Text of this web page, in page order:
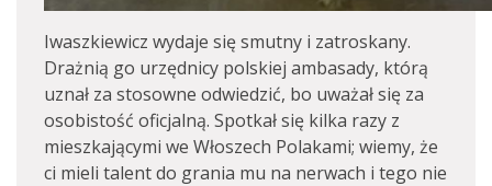
Iwaszkiewicz wydaje się smutny i zatroskany.
Drażnią go urzędnicy polskiej ambasady, którą
uznał za stosowne odwiedzić, bo uważał się za
osobistość oficjalną. Spotkał się kilka razy z
mieszkającymi we Włoszech Polakami; wiemy, że
ci mieli talent do grania mu na nerwach i tego nie